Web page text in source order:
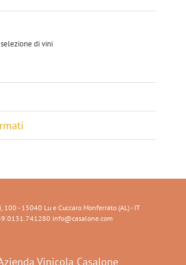
Min
Max
di vini
100 - 15040 Lu e Cuccaro Monferrato (AL) - IT
info@casalone.com